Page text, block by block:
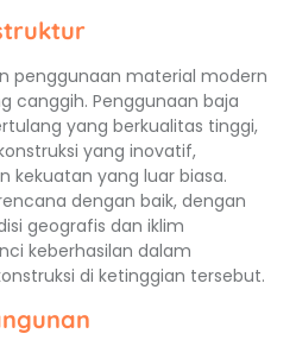
penggunaan material modern
canggih. Penggunaan baja
yang berkualitas tinggi,
yang inovatif,
kekuatan yang luar biasa.
dengan baik, dengan
geografis dan iklim
keberhasilan dalam
di ketinggian tersebut.